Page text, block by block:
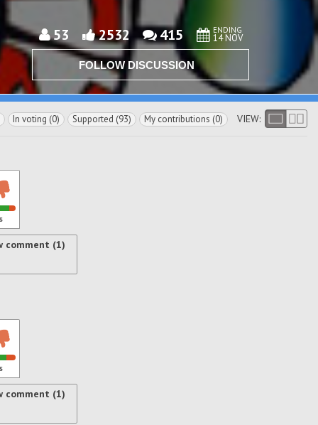
53 2532 415 ENDING
14 NOV
FOLLOW DISCUSSION
In voting (0) Supported (93) My contributions (0) VIEW:
comment (1)
comment (1)